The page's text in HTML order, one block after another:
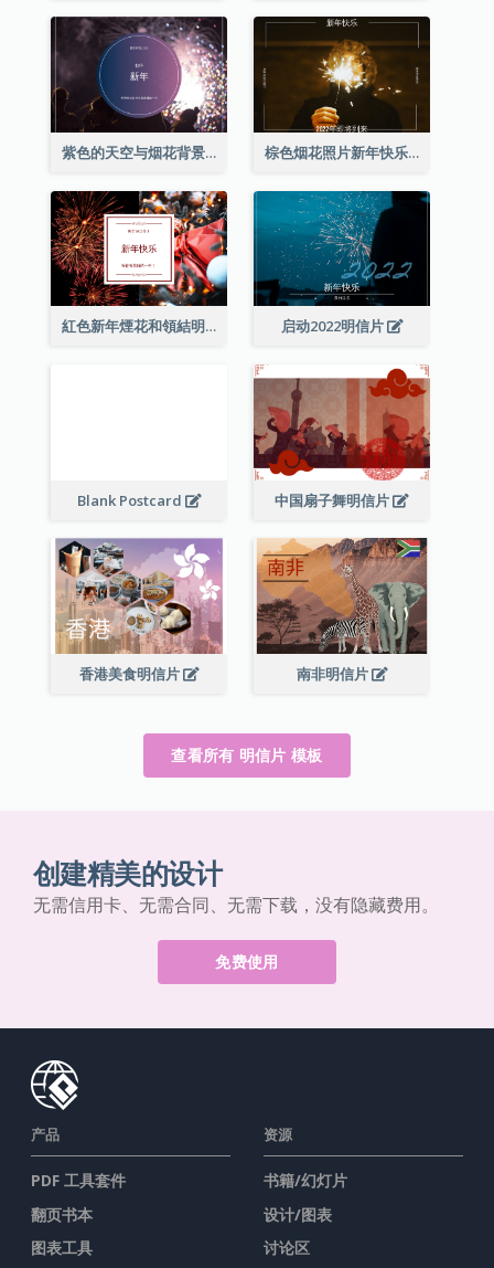
紫色的天空与烟花背景新年明信片 棕色烟花照片新年快乐明信片
紅色新年煙花和領結明信片 启动2022明信片
Blank Postcard 中国扇子舞明信片
香港美食明信片 南非明信片
查看所有 明信片 模板
创建精美的设计
无需信用卡、无需合同、无需下载，没有隐藏费用。
免费使用
产品
PDF 工具套件
翻页书本
图表工具
资源
书籍/幻灯片
设计/图表
讨论区